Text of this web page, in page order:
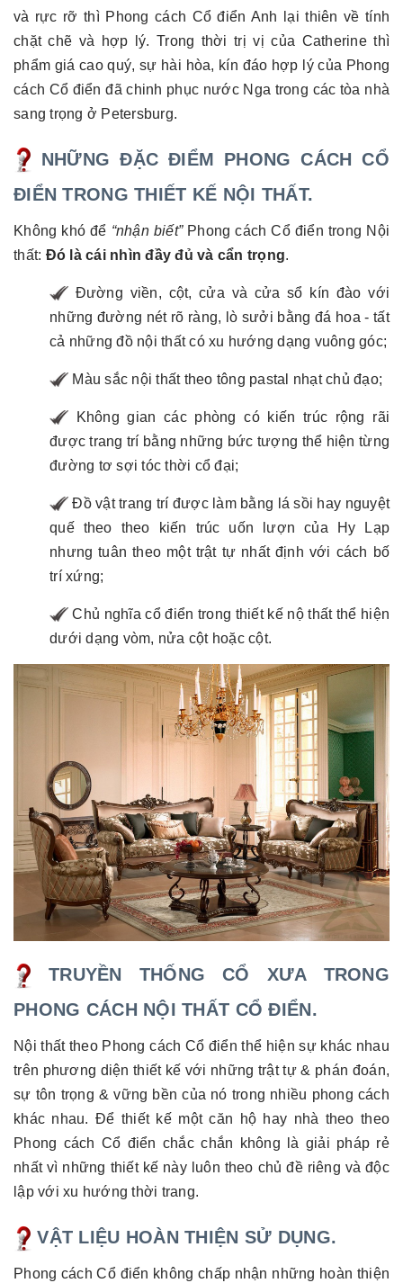
và rực rỡ thì Phong cách Cổ điển Anh lại thiên về tính
chặt chẽ và hợp lý. Trong thời trị vị của Catherine thì
phẩm giá cao quý, sự hài hòa, kín đáo hợp lý của Phong
cách Cổ điển đã chinh phục nước Nga trong các tòa nhà
sang trọng ở Petersburg.
NHỮNG ĐẶC ĐIỂM PHONG CÁCH CỔ
ĐIỂN TRONG THIẾT KẾ NỘI THẤT.
Không khó để “nhận biết”Phong cách Cổ điển trong Nội
thất: Đó là cái nhìn đầy đủ và cẩn trọng.
Đường viền, cột, cửa và cửa sổ kín đào với
những đường nét rõ ràng, lò sưởi bằng đá hoa - tất
cả những đồ nội thất có xu hướng dạng vuông góc;
Màu sắc nội thất theo tông pastal nhạt chủ đạo;
Không gian các phòng có kiến trúc rộng rãi
được trang trí bằng những bức tượng thể hiện từng
đường tơ sợi tóc thời cổ đại;
Đồ vật trang trí được làm bằng lá sồi hay nguyệt
quế theo theo kiến trúc uốn lượn của Hy Lạp
nhưng tuân theo một trật tự nhất định với cách bố
trí xứng;
Chủ nghĩa cổ điển trong thiết kế nộ thất thể hiện
dưới dạng vòm, nửa cột hoặc cột.
TRUYỀN THỐNG CỔ XƯA TRONG
PHONG CÁCH NỘI THẤT CỔ ĐIỂN.
Nội thất theo Phong cách Cổ điển thể hiện sự khác nhau
trên phương diện thiết kế với những trật tự & phán đoán,
sự tôn trọng & vững bền của nó trong nhiều phong cách
khác nhau. Để thiết kế một căn hộ hay nhà theo theo
Phong cách Cổ điển chắc chắn không là giải pháp rẻ
nhất vì những thiết kế này luôn theo chủ đề riêng và độc
lập với xu hướng thời trang.
VẬT LIỆU HOÀN THIỆN SỬ DỤNG.
Phong cách Cổ điển không chấp nhận những hoàn thiện